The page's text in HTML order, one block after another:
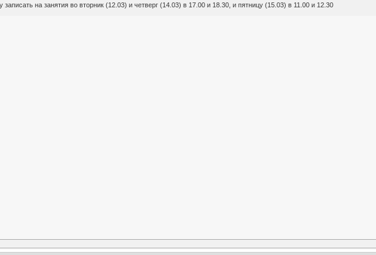
записать на занятия во вторник (12.03) и четверг (14.03) в 17.00 и 18.30, и пятницу (15.03) в 11.00 и 12.30